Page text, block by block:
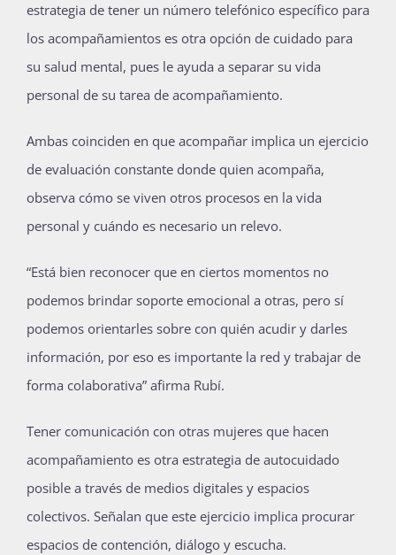
estrategia de tener un número telefónico específico para
los acompañamientos es otra opción de cuidado para
su salud mental, pues le ayuda a separar su vida
personal de su tarea de acompañamiento.
Ambas coinciden en que acompañar implica un ejercicio
de evaluación constante donde quien acompaña,
observa cómo se viven otros procesos en la vida
personal y cuándo es necesario un relevo.
“Está bien reconocer que en ciertos momentos no
podemos brindar soporte emocional a otras, pero sí
podemos orientarles sobre con quién acudir y darles
información, por eso es importante la red y trabajar de
forma colaborativa” afirma Rubí.
Tener comunicación con otras mujeres que hacen
acompañamiento es otra estrategia de autocuidado
posible a través de medios digitales y espacios
colectivos. Señalan que este ejercicio implica procurar
espacios de contención, diálogo y escucha.